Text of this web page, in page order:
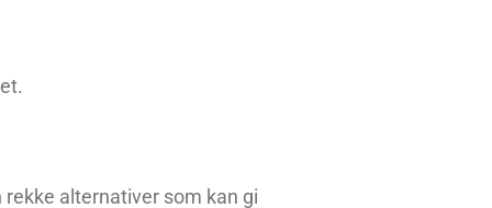
alternativer som kan gi